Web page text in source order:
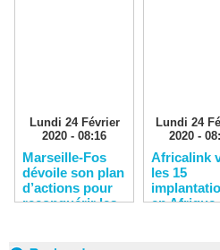
Lundi 24 Février
2020 - 08:16
Marseille-Fos
dévoile son plan
d’actions pour
reconquérir les
Lundi 24
2020 -
Africalink
les 15
en Afrique